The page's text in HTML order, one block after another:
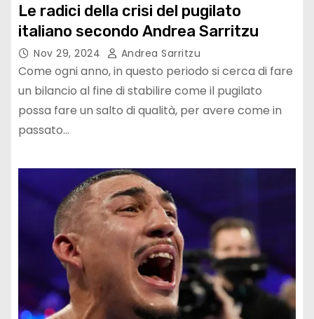
Le radici della crisi del pugilato
italiano secondo Andrea Sarritzu
Nov 29, 2024 Andrea Sarritzu
Come ogni anno, in questo periodo si cerca di fare
un bilancio al fine di stabilire come il pugilato
possa fare un salto di qualità, per avere come in
passato…